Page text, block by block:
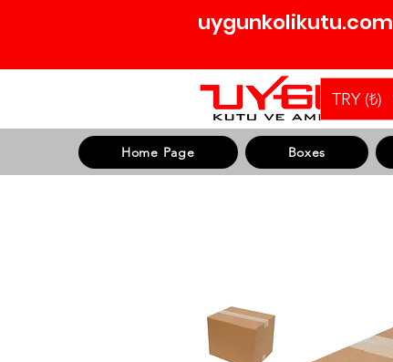
uygunkolikutu.com
TRY (₺)
Home Page Boxes